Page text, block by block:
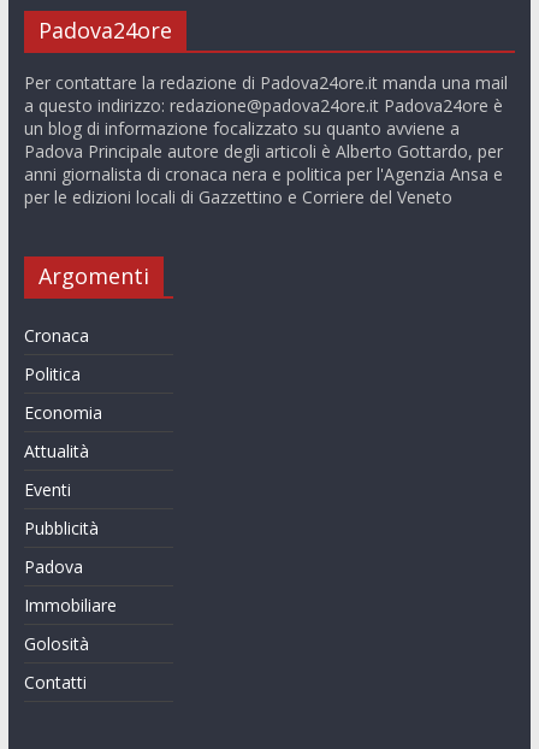
Padova24ore
Per contattare la redazione di Padova24ore.it manda una mail
a questo indirizzo: redazione@padova24ore.itPadova24ore è
un blog di informazione focalizzato su quanto avviene a
Padova Principale autore degli articoli è Alberto Gottardo, per
anni giornalista di cronaca nera e politica per l'Agenzia Ansa e
per le edizioni locali di Gazzettino e Corriere del Veneto
Argomenti
Cronaca
Politica
Economia
Attualità
Eventi
Pubblicità
Padova
Immobiliare
Golosità
Contatti